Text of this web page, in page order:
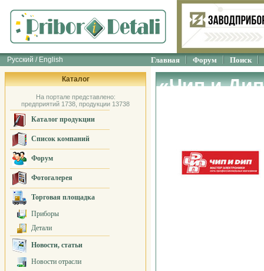
Русский / English Главная Форум Поиск
Каталог
На портале представлено:
предприятий 1738, продукции 13738
Каталог продукции
Список компаний
Форум
Фотогалерея
Торговая площадка
Приборы
Детали
Новости, статьи
Новости отрасли
«Чип и